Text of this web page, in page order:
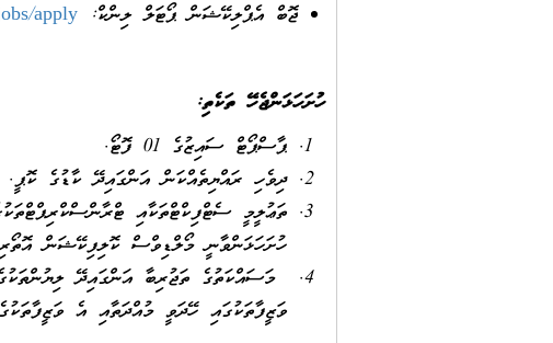
ޖޮބް އެޕްލިކޭޝަން ޕޯޓަލް ލިންކް: apply
ހުށަހަޅަންޖެހޭ ތަކެތި:
ޕާސްޕޯޓް ސައިޒުގެ 01 ފޮޓޯ.
ދިވެހި ރައްޔިތެއްކަން އަންގައިދޭ ކާޑުގެ ކޮޕީ.
ތަޢުލީމީ ސެޓްފިކްޓްތަކާއި
ހުށަހަޅަންވާނީ މޯލްޑިވްސް ކޮލިފިކޭޝަން
މަސައްކަތުގެ ތަޖުރިބާ އަންގައިދޭ
ވަޒީފާތަކުގައި ހޭދަވީ މުއްދަތާއި އެ